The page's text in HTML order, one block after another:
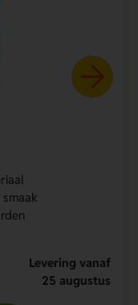
Levering vanaf
25 augustus